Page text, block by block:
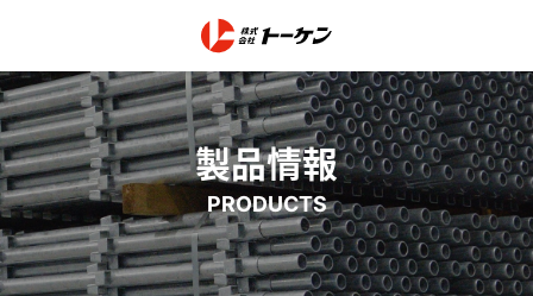
製品情報
PRODUCTS